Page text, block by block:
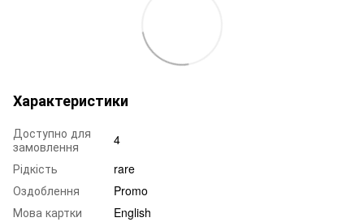
Характеристики
Доступно для
замовлення
4
Рідкість
rare
Оздоблення
Promo
Мова картки
English